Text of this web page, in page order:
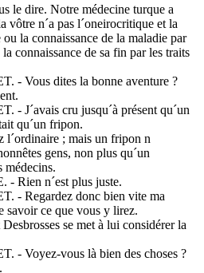
le dire. Notre médecine turque a
vôtre n´a pas l´oneirocritique et la
la connaissance de la maladie par
connaissance de sa fin par les traits
- Vous dites la bonne aventure ?
J´avais cru jusqu´à présent qu´un
qu´un fripon.
l´ordinaire ; mais un fripon n
gens, non plus qu´un
médecins.
Rien n´est plus juste.
- Regardez donc bien vite ma
savoir ce que vous y lirez.
se met à lui considérer la
- Voyez-vous là bien des choses ?